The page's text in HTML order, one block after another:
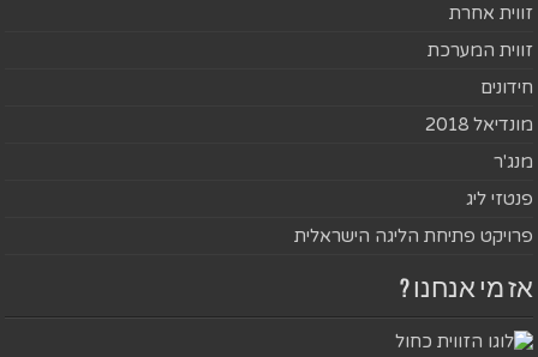
זווית אחרת
זווית המערכת
חידונים
מונדיאל 2018
מנג'ר
פנטזי ליג
פרויקט פתיחת הליגה הישראלית
אז מי אנחנו ?